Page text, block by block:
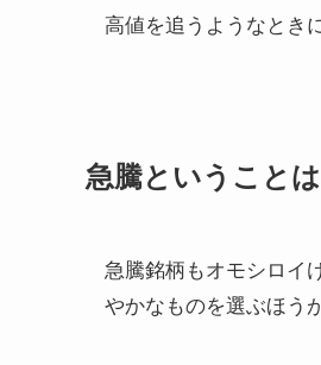
高値を追うようなとき
急騰ということ
急騰銘柄もオモシロイ
やかなものを選ぶほう